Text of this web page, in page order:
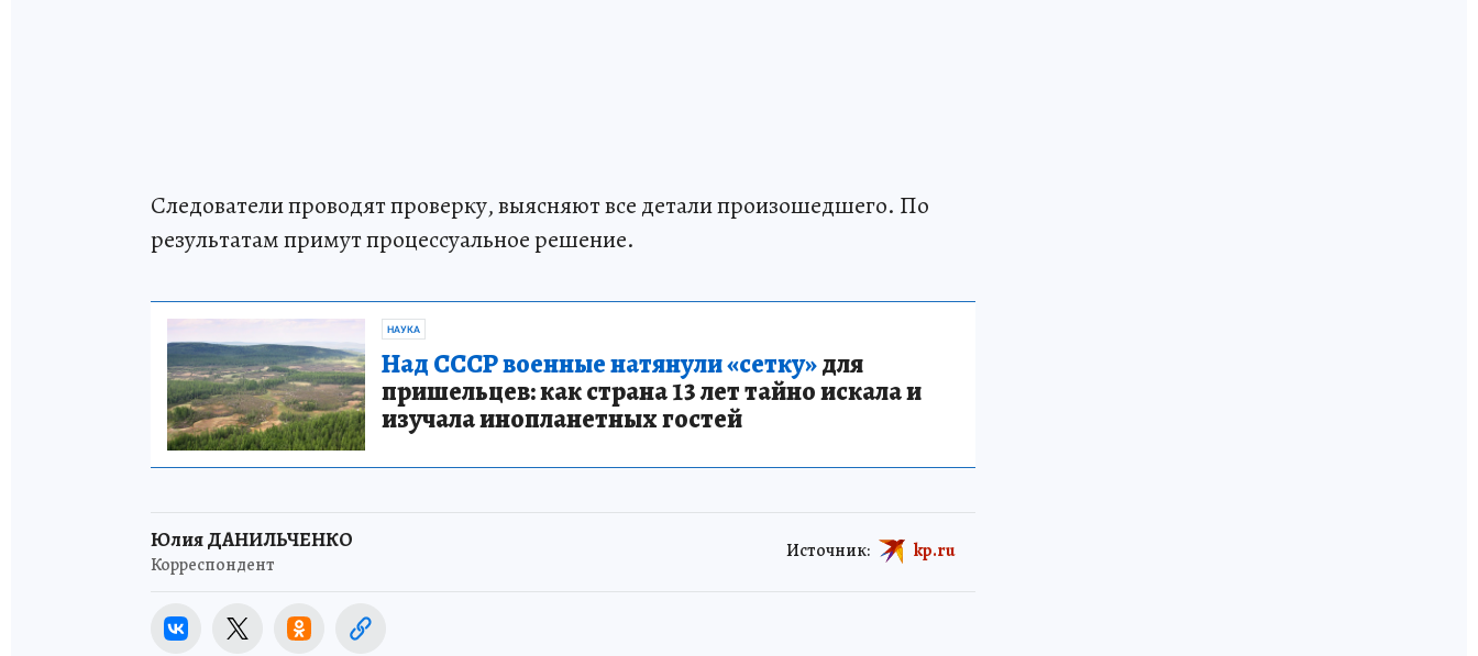
Следователи проводят проверку, выясняют все детали произошедшего. По
результатам примут процессуальное решение.
НАУКА
Над СССР военные натянули «сетку»для
пришельцев: как страна 13 лет тайно искала и
изучала инопланетных гостей
Юлия ДАНИЛЬЧЕНКО
Корреспондент
Источник: kp.ru